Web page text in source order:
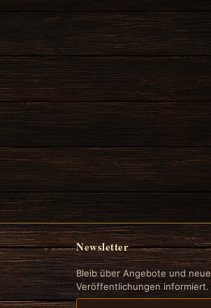
Newsletter
Bleib über Angebote und neue
Veröffentlichungen informiert.